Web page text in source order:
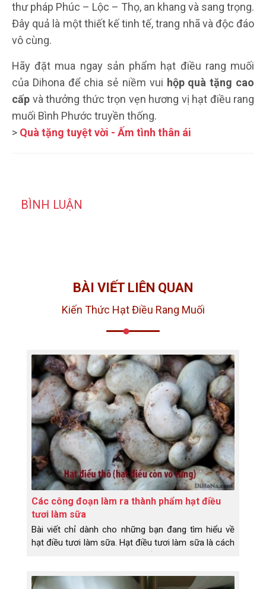
thư pháp Phúc – Lộc – Thọ, an khang và sang trọng.
Đây quả là một thiết kế tinh tế, trang nhã và độc đáo
vô cùng.
Hãy đặt mua ngay sản phẩm hạt điều rang muối
của Dihona để chia sẻ niềm vui hộp quà tặng cao
cấp và thưởng thức trọn vẹn hương vị hạt điều rang
muối Bình Phước truyền thống.
> Quà tặng tuyệt vời - Ấm tình thân ái
BÌNH LUẬN
BÀI VIẾT LIÊN QUAN
Kiến Thức Hạt Điều Rang Muối
Các công đoạn làm ra thành phẩm hạt điều
tươi làm sữa
Bài viết chỉ dành cho những bạn đang tìm hiểu về
hạt điều tươi làm sữa. Hạt điều tươi làm sữa là cách
trắng khá nhiều bước và mất thời gian. Chi tiết cụ